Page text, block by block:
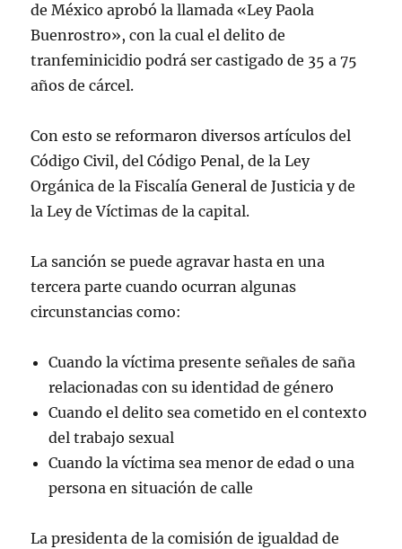
de México aprobó la llamada «Ley Paola
Buenrostro», con la cual el delito de
tranfeminicidio podrá ser castigado de 35 a 75
años de cárcel.
Con esto se reformaron diversos artículos del
Código Civil, del Código Penal, de la Ley
Orgánica de la Fiscalía General de Justicia y de
la Ley de Víctimas de la capital.
La sanción se puede agravar hasta en una
tercera parte cuando ocurran algunas
circunstancias como:
Cuando la víctima presente señales de saña
relacionadas con su identidad de género
Cuando el delito sea cometido en el contexto
del trabajo sexual
Cuando la víctima sea menor de edad o una
persona en situación de calle
La presidenta de la comisión de igualdad de